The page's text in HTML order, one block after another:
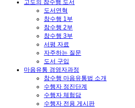
고도의 참수행 도서
도서연혁
참수행 1부
참수행 2부
참수행 3부
서평 자료
자주하는 질문
도서 구입
마음유통 경영자과정
참수행 마음유통법 소개
수행자 정진단계
수행자 체험담
수행자 전용 게시판